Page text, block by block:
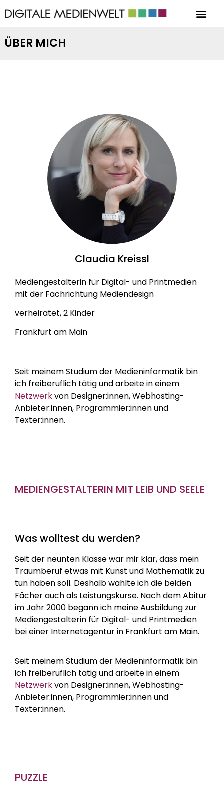
ÜBER MICH
Claudia Kreissl
Mediengestalterin für Digital- und Printmedien
mit der Fachrichtung Mediendesign
verheiratet, 2 Kinder
Frankfurt am Main
Seit meinem Studium der Medieninformatik bin
ich freiberuflich tätig und arbeite in einem
Netzwerkvon Designer:innen, Webhosting-
Anbieter:innen, Programmier:innen und
Texter:innen.
MEDIENGESTALTERIN MIT LEIB UND SEELE
Was wolltest du werden?
Seit der neunten Klasse war mir klar, dass mein
Traumberuf etwas mit Kunst und Mathematik zu
tun haben soll. Deshalb wählte ich die beiden
Fächer auch als Leistungskurse. Nach dem Abitur
im Jahr 2000 begann ich meine Ausbildung zur
Mediengestalterin für Digital- und Printmedien
bei einer Internetagentur in Frankfurt am Main.
Seit meinem Studium der Medieninformatik bin
ich freiberuflich tätig und arbeite in einem
Netzwerkvon Designer:innen, Webhosting-
Anbieter:innen, Programmier:innen und
Texter:innen.
PUZZLE